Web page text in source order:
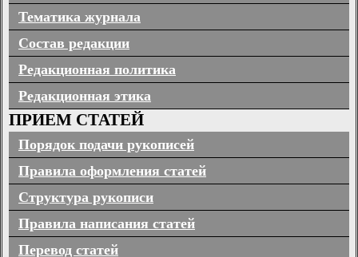
Тематика журнала
Состав редакции
Редакционная политика
Редакционная этика
ПРИЕМ СТАТЕЙ
Порядок подачи рукописей
Правила оформления статей
Структура рукописи
Правила написания статей
Перевод статей